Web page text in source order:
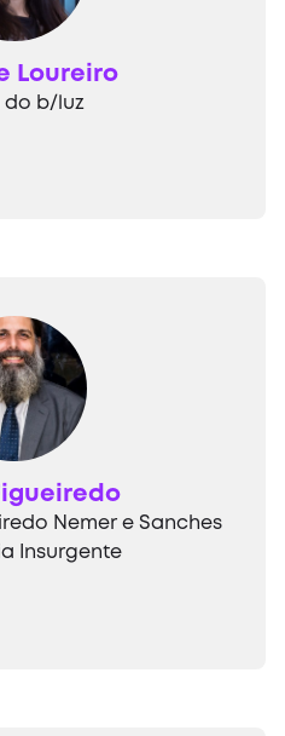
Loureiro
do b/luz
Nemer e Sanches
Insurgente